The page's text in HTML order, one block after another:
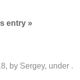
entry »
by Sergey, under .